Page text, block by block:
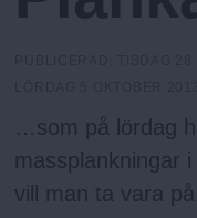
h
l…som på lördag
massplankningar
vill man ta vara